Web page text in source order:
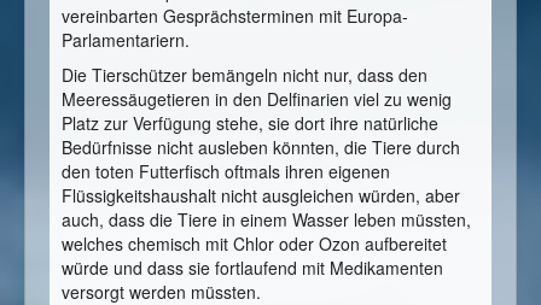
vereinbarten Gesprächsterminen mit Europa-
Parlamentariern.
Die Tierschützer bemängeln nicht nur, dass den
Meeressäugetieren in den Delfinarien viel zu wenig
Platz zur Verfügung stehe, sie dort ihre natürliche
Bedürfnisse nicht ausleben könnten, die Tiere durch
den toten Futterfisch oftmals ihren eigenen
Flüssigkeitshaushalt nicht ausgleichen würden, aber
auch, dass die Tiere in einem Wasser leben müssten,
welches chemisch mit Chlor oder Ozon aufbereitet
würde und dass sie fortlaufend mit Medikamenten
versorgt werden müssten.